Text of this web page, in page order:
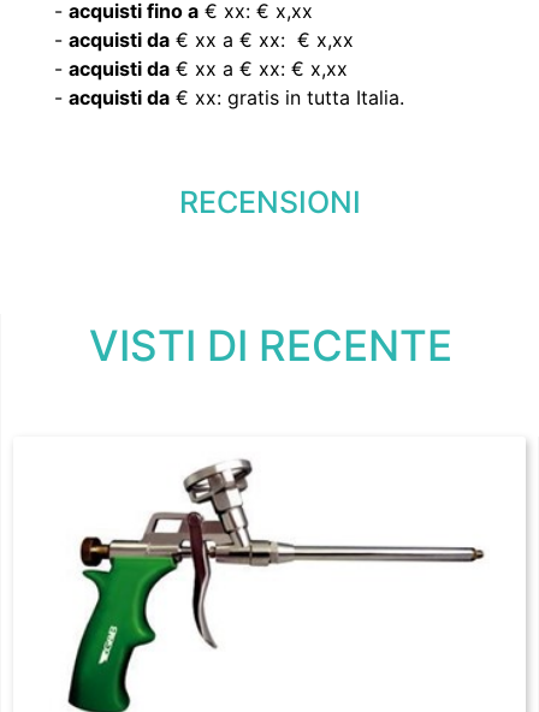
- acquisti fino a € xx: € x,xx
- acquisti da € xx a € xx: € x,xx
- acquisti da € xx a € xx: € x,xx
- acquisti da € xx: gratis in tutta Italia.
RECENSIONI
VISTI DI RECENTE